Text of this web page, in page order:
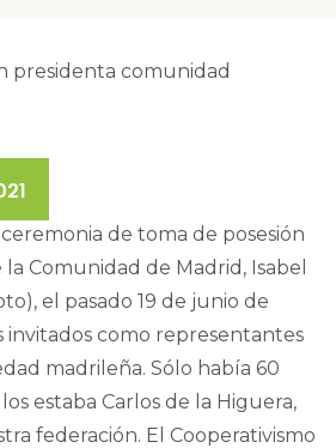
ceremonia de toma de posesión
Comunidad de Madrid, Isabel
el pasado 19 de junio de
invitados como representantes
madrileña. Sólo había 60
estaba Carlos de la Higuera,
federación. El Cooperativismo